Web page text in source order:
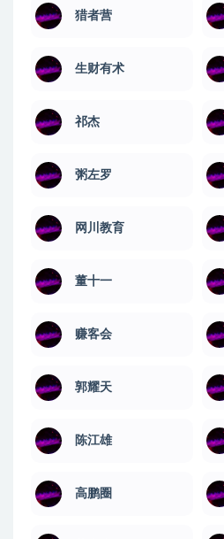
猎者营
生财有术
祁杰
粥左罗
网川教育
董十一
赚客会
郭耀天
陈江雄
高鹏圈